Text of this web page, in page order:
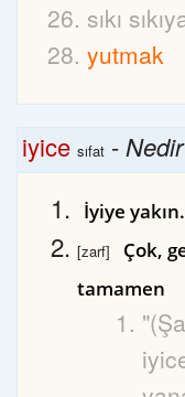
sıkı
yutmak
iyice sıfat -
İyiye yakın.
[zarf]
Çok,
tamamen